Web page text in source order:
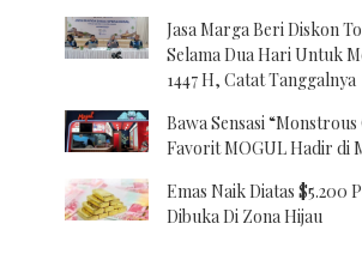
Jasa Marga Beri Diskon
Selama Dua Hari Untuk
1447 H, Catat Tanggalnya
Bawa Sensasi
Favorit MOGUL Hadir di
Emas Naik Diatas $5.200
Dibuka Di Zona Hijau